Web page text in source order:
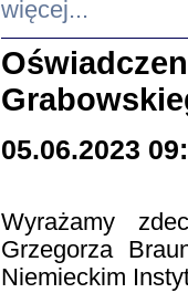
więcej...
05.06.2023
Wyrażamy
Grzegorza
Niemieckim